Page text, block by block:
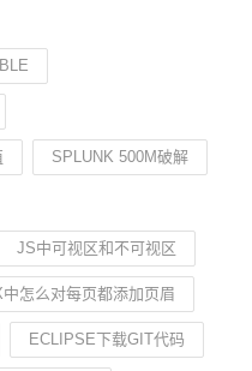
SPLUNK 500M破解
JS中可视区和不可视区
中怎么对每页都添加页眉
ECLIPSE下载GIT代码